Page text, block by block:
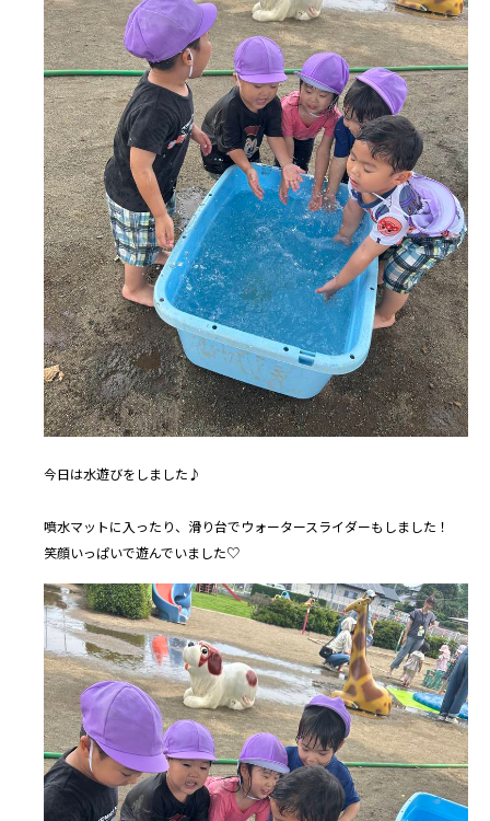
今日は水遊びをしました♪
噴水マットに入ったり、滑り台でウォータースライダーもしました！
笑顔いっぱいで遊んでいました♡